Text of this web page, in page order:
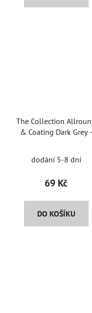
The Collection
& Coating Dark Grey -
dodání 5-8 dní
69 Kč
DO KOŠÍKU